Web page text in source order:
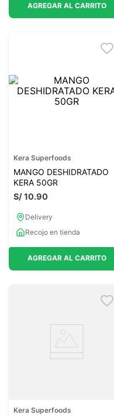
AGREGAR AL CARRITO
Kera Superfoods
MANGO DESHIDRATADO
KERA 50GR
S/10.90
Delivery
Recojo en tienda
AGREGAR AL CARRITO
Kera Superfoods